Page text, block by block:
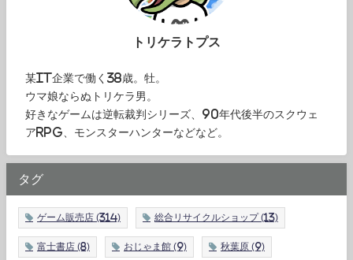
トリケラトプス
某IT企業で働く38歳。牡。
ウマ娘ならぬトリケラ男。
好きなゲームは逆転裁判シリーズ、90年代後半のスクウェ
アRPG、モンスターハンターなどなど。
タグ
ゲーム販売店 (314) 総合リサイクルショップ (13)
富士書店 (8) おじゃま館 (9) 秋葉原 (9)